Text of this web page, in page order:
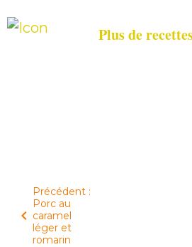
Précédent :
Porc au
caramel
léger et
romarin